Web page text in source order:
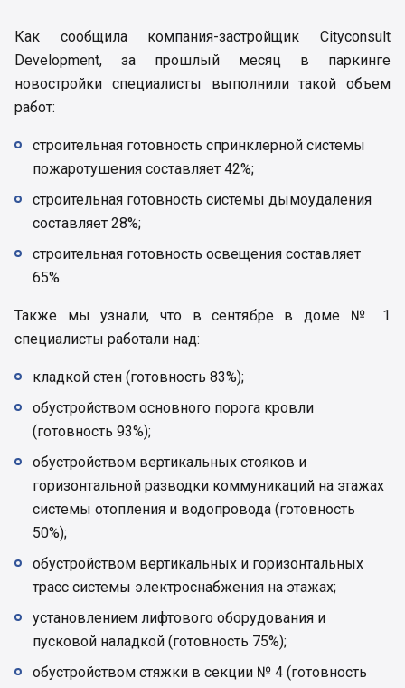
Как сообщила компания-застройщик Cityconsult
Development, за прошлый месяц в паркинге
новостройки специалисты выполнили такой объем
работ:
строительная готовность спринклерной системы
пожаротушения составляет 42%;
строительная готовность системы дымоудаления
составляет 28%;
строительная готовность освещения составляет
65%.
Также мы узнали, что в сентябре в доме № 1
специалисты работали над:
кладкой стен (готовность 83%);
обустройством основного порога кровли
(готовность 93%);
обустройством вертикальных стояков и
горизонтальной разводки коммуникаций на этажах
системы отопления и водопровода (готовность
50%);
обустройством вертикальных и горизонтальных
трасс системы электроснабжения на этажах;
установлением лифтового оборудования и
пусковой наладкой (готовность 75%);
обустройством стяжки в секции № 4 (готовность